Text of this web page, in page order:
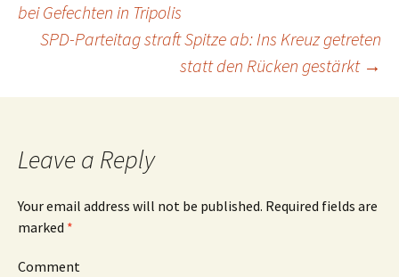
Post
navigation
bei Gefechten in Tripolis
SPD-Parteitag straft Spitze ab: Ins Kreuz getreten
statt den Rücken gestärkt →
Leave a Reply
Your email address will not be published. Required fields are
marked *
Comment